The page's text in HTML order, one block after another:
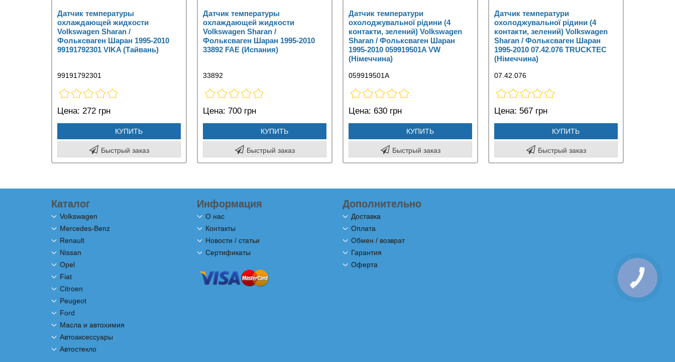
Датчик температуры
охлаждающей жидкости
Volkswagen Sharan /
Фольксваген Шаран 1995-2010
99191792301 VIKA (Тайвань)
99191792301
Цена: 272 грн
КУПИТЬ
Быстрый заказ
Датчик температуры
охлаждающей жидкости
Volkswagen Sharan /
Фольксваген Шаран 1995-2010
33892 FAE (Испания)
33892
Цена: 700 грн
КУПИТЬ
Быстрый заказ
Датчик температури
охолоджувальної рідини (4
контакти, зелений) Volkswagen
Sharan / Фольксваген Шаран
1995-2010 059919501A VW
(Німеччина)
059919501A
Цена: 630 грн
КУПИТЬ
Быстрый заказ
Датчик температури
охолоджувальної рідини (4
контакти, зелений) Volkswagen
Sharan / Фольксваген Шаран
1995-2010 07.42.076 TRUCKTEC
(Німеччина)
07.42.076
Цена: 567 грн
КУПИТЬ
Быстрый заказ
Каталог
Volkswagen
Mercedes-Benz
Renault
Nissan
Opel
Fiat
Citroen
Peugeot
Ford
Масла и автохимия
Автоаксессуары
Автостекло
Информация
О нас
Контакты
Новости / статьи
Сертификаты
Дополнительно
Доставка
Оплата
Обмен / возврат
Гарантия
Оферта